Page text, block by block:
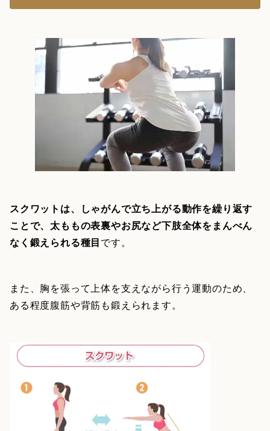
スクワットは、しゃがんで立ち上がる動作を繰り返す
ことで、太ももの表裏やお尻など下肢全体をまんべん
なく鍛えられる種目です。
また、胸を張って上体を支えながら行う運動のため、
ある程度腹筋や背筋も鍛えられます。